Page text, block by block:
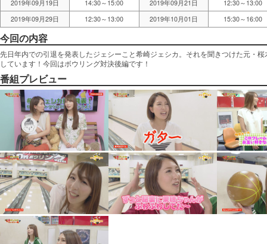
2019年09月19日 14:30～15:00 2019年09月21日
12:30～13:00
2019年09月29日
12:30～13:00 2019年10月01日 15:30～16:00
今回の内容
先日年内での引退を発表したジェシーこと希崎ジェシカ。それを聞きつけた元・
しています！今回はボウリング対決後編です！
番組プレビュー